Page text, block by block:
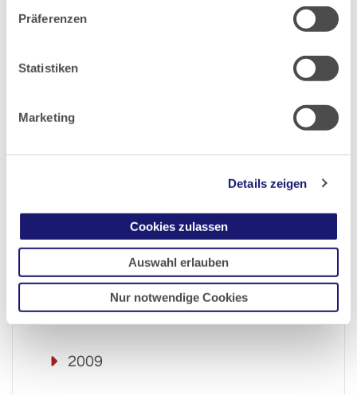
Präferenzen
Statistiken
Marketing
Details zeigen
Cookies zulassen
Auswahl erlauben
Nur notwendige Cookies
2010
2009